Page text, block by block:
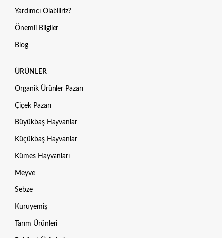
Yardımcı Olabiliriz?
Önemli Bilgiler
Blog
ÜRÜNLER
Organik Ürünler Pazarı
Çiçek Pazarı
Büyükbaş Hayvanlar
Küçükbaş Hayvanlar
Kümes Hayvanları
Meyve
Sebze
Kuruyemiş
Tarım Ürünleri